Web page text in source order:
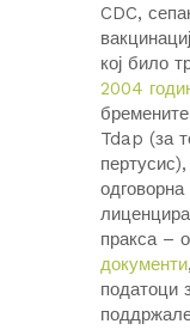
CDC,
кој било
2004
Tdap (за
пертусис),
пракса –
документи
податоци